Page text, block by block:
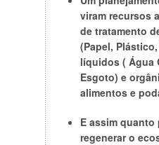
viram recursos
de tratamento
(Papel,
líquidos ( Água
Esgoto) e
alimentos e
E assim
regenerar o